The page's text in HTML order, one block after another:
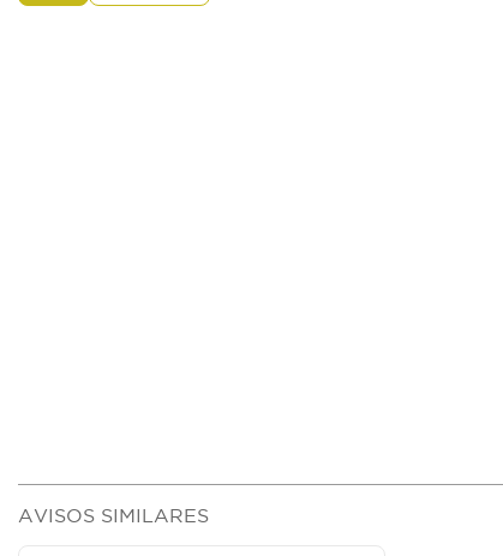
AVISOS SIMILARES